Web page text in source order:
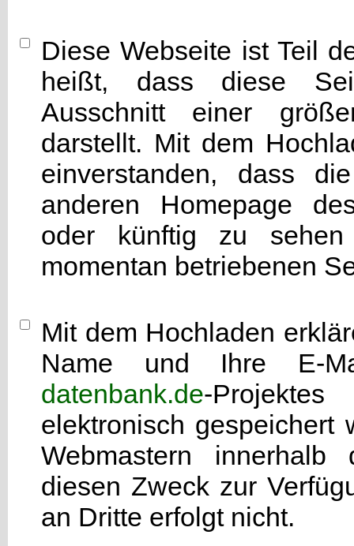
Diese Webseite ist Teil
heißt, dass diese
Ausschnitt einer
darstellt. Mit dem
einverstanden, dass
anderen Homepage
oder künftig zu
momentan betriebenen
Mit dem Hochladen
Name und Ihre E-
datenbank.de-
elektronisch gespeichert
Webmastern
diesen Zweck zur
an Dritte erfolgt nicht.